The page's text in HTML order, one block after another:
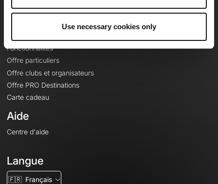
Use necessary cookies only
Fonctionnalités
Offre particuliers
Offre clubs et organisateurs
Offre PRO Destinations
Carte cadeau
Aide
Centre d'aide
Langue
🇫🇷 Français